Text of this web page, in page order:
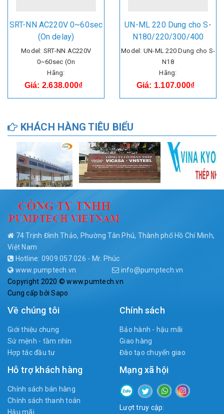
SRT-NN AC220V 0~60sec
(On delay)
Model: SRT-NN AC220V
0~60sec (On
Hãng:
Giá: 2.638.000₫
UN-ML 220 Dung cho S-
N180/220/300/400
Model: UN-ML 220 Dung cho S-
N18
Hãng:
Giá: 1.107.000₫
KHÁCH HÀNG TIÊU BIỂU
74 Trịnh Đình Thảo, Phường Tân Phú, Thành phố Hồ Chí Minh,
Việt Nam
Hotline: 0909.057.026 - Mr. Phúc
www.pumptech.vn
info@pumptech.vn
Copyright 2020 © www.pumtech.vn
Cung cấp bởiSapo
Về chúng tôi
Giới thiệu chung
Sứ mệnh - tầm nhìn
Hợp tác đầu tư
Chính sách
Bảo hành - hậu mãi
Giao hàng
Đào tạo chuyển giao
Hỗ trợ khách hàng
Chính sách bán hàng
Chính sách thanh toán
Hậu mãi
Mạng xã hội
Lượt truy cập: